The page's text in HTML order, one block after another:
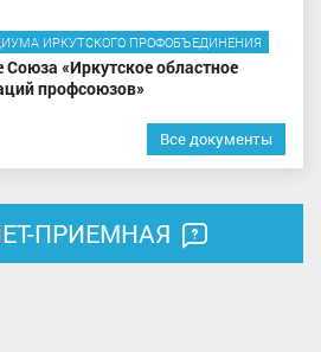
ИРКУТСКОГО ПРОФОБЪЕДИНЕНИЯ
«Иркутское областное
профсоюзов»
Все документы
ПРИЕМНАЯ